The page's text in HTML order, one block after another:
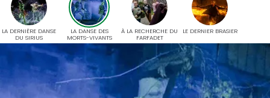
LA DERNIÈRE DANSE
DU SIRIUS
LA DANSE DES
MORTS-VIVANTS
À LA RECHERCHE DU
FARFADET
LE DERNIER BRASIER